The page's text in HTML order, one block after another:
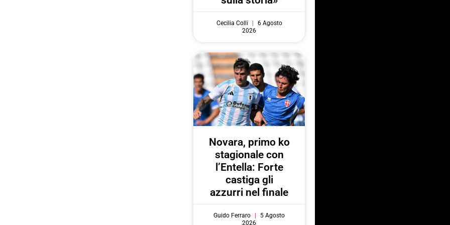
Cecilia Colli
6 Agosto
2026
Novara, primo ko
stagionale con
l’Entella: Forte
castiga gli
azzurri nel finale
Guido Ferraro
5 Agosto
2026